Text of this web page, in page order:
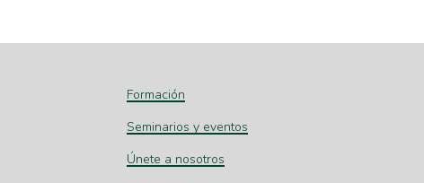
Formación
Seminarios y eventos
Únete a nosotros